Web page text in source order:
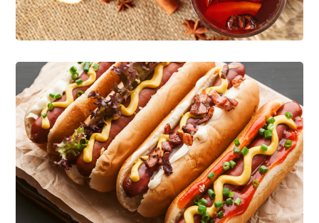
INGREDIENTES EN GENERAL
Food And Lifestyle
INGREDIENTES EN GENERAL